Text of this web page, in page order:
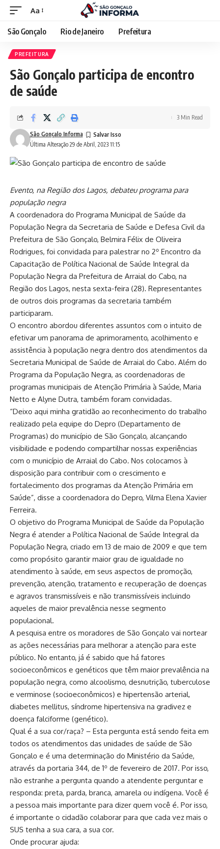
Aa
São Gonçalo Rio de Janeiro Prefeitura
PREFEITURA
São Gonçalo participa de encontro
de saúde
Última Alteração 29 de Abril, 2023 11:15
São Gonçalo Informa
3 Min Read
Evento, na Região dos Lagos, debateu programa para
população negra
A coordenadora do Programa Municipal de Saúde da
População Negra da Secretaria de Saúde e Defesa Civil da
Prefeitura de São Gonçalo, Belmira Félix de Oliveira
Rodrigues, foi convidada para palestrar no 2º Encontro da
Capacitação de Política Nacional de Saúde Integral da
População Negra da Prefeitura de Arraial do Cabo, na
Região dos Lagos, nesta sexta-feira (28). Representantes
de outros dois programas da secretaria também
participaram.
O encontro abordou diferentes assuntos com o intuito de
efetivar um panorama de aprimoramento, acolhimento e
assistência à população negra dentro dos atendimentos da
Secretaria Municipal de Saúde de Arraial do Cabo. Além do
Programa da População Negra, as coordenadoras de
programas municipais de Atenção Primária à Saúde, Maria
Netto e Alyne Dutra, também foram convidadas.
“Deixo aqui minha gratidão ao reconhecimento do trabalho
realizado pela equipe do Depro (Departamento de
Programas) do município de São Gonçalo, alcançando
visibilidade e podendo compartilhar nossas experiências
com o município de Arraial do Cabo. Nos colocamos à
disposição para contribuir com o crescimento e
fortalecimento dos programas da Atenção Primária em
Saúde”, disse a coordenadora do Depro, Vilma Elena Xavier
Ferreira.
O objetivo do Programa Municipal de Saúde da População
Negra é atender a Política Nacional de Saúde Integral da
População Negra, criado em 13 de maio de 2009 e que tem
como propósito garantir maior grau de igualdade no
atendimento à saúde, em seus aspectos de promoção,
prevenção, atenção, tratamento e recuperação de doenças
e agravos transmissíveis e não transmissíveis incluindo
aqueles de maior prevalência nesse segmento
populacional.
A pesquisa entre os moradores de São Gonçalo vai nortear
as ações necessárias para melhorar a atenção para este
público. No entanto, já é sabido que há fatores
socioeconômicos e genéticos que têm maior prevalência na
população negra, como alcoolismo, desnutrição, tuberculose
e verminose (socioeconômicos) e hipertensão arterial,
diabetes mellitus, síndrome hipertensiva na gradivez e
doença falciforme (genético).
Qual é a sua cor/raça? – Esta pergunta está sendo feita em
todos os atendimentos das unidades de saúde de São
Gonçalo e é uma determinação do Ministério da Saúde,
através da portaria 344, de 1º de fevereiro de 2017. Por isso,
não estranhe a pergunta quando a atendente perguntar e
responda: preta, parda, branca, amarela ou indígena. Você é
a pessoa mais importante para dizer quem você é. Por isso,
é importante o cidadão colaborar para que cada vez mais o
SUS tenha a sua cara, a sua cor.
Onde procurar ajuda: